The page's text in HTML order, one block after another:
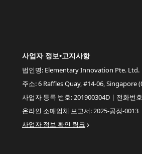
사업자 정보•고지사항
법인명: Elementary Innovation Pte. Ltd.
주소: 6 Raffles Quay, #14-06, Singapore
사업자 등록 번호: 201900304D | 전화번
온라인 소매업체 보고서: 2025-공정-0013
사업자 정보 확인 링크